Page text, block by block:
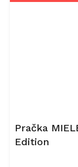
Pračka
Edition